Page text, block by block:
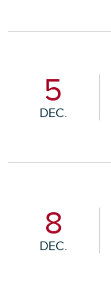
5
DEC.
8
DEC.